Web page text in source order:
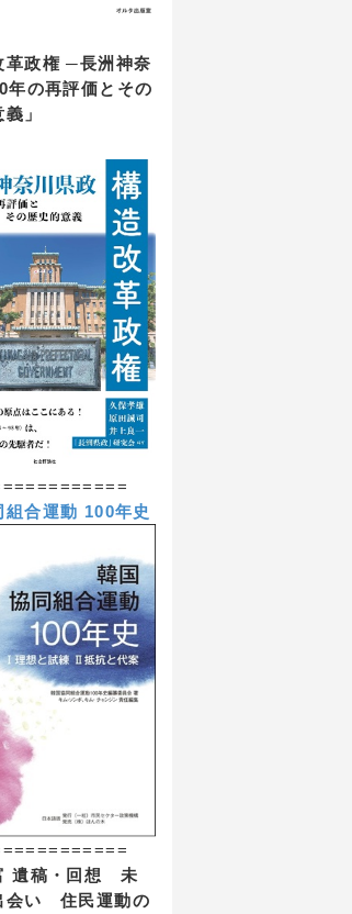
革政権 ─長洲神奈
年の再評価とその
」
組合運動 100年史
遺稿・回想 未
会い 住民運動の